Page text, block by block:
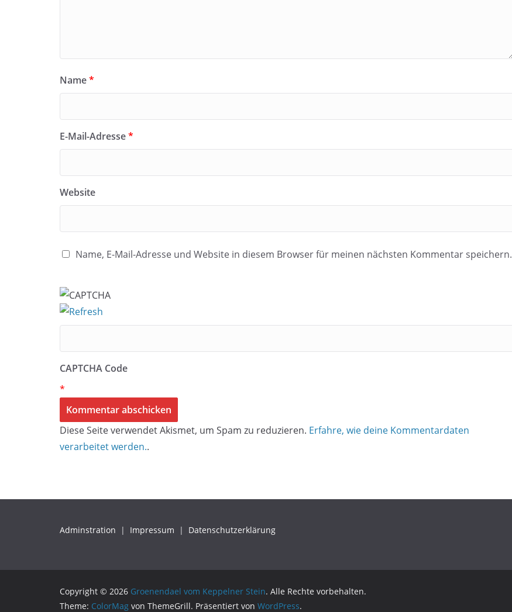
Name*
E-Mail-Adresse*
Website
Name, E-Mail-Adresse und Website in diesem Browser für meinen nächsten Kommentar speichern.
CAPTCHA Code
*
Diese Seite verwendet Akismet, um Spam zu reduzieren. Erfahre, wie deine Kommentardaten
verarbeitet werden..
Adminstration | Impressum | Datenschutzerklärung
Copyright © 2026 Groenendael vom Keppelner Stein. Alle Rechte vorbehalten.
Theme: ColorMag von ThemeGrill. Präsentiert von WordPress.